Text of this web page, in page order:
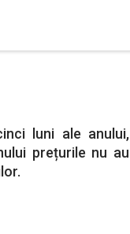
luni ale anului,
prețurile nu au